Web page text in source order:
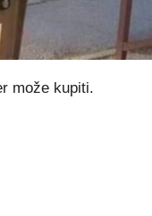
može kupiti.